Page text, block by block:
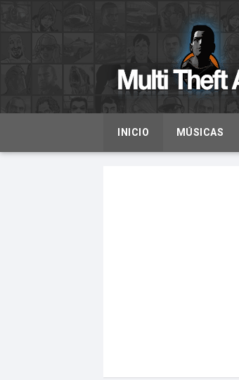
INICIO MÚSICAS